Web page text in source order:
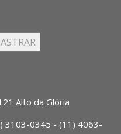
Alto da Glória
3103-0345 - (11) 4063-